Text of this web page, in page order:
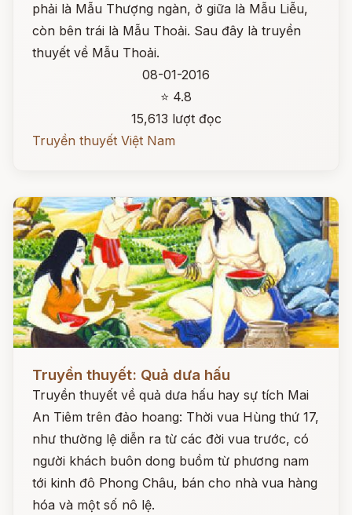
phải là Mẫu Thượng ngàn, ở giữa là Mẫu Liễu,
còn bên trái là Mẫu Thoải. Sau đây là truyền
thuyết về Mẫu Thoải.
08-01-2016
⭐ 4.8
15,613 lượt đọc
Truyền thuyết Việt Nam
Đọc ngay
Truyền thuyết: Quả dưa hấu
Truyền thuyết về quả dưa hấu hay sự tích Mai
An Tiêm trên đảo hoang: Thời vua Hùng thứ 17,
như thường lệ diễn ra từ các đời vua trước, có
người khách buôn dong buồm từ phương nam
tới kinh đô Phong Châu, bán cho nhà vua hàng
hóa và một số nô lệ.